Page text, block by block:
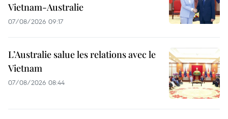
Vietnam-Australie
07/08/2026 09:17
L’Australie salue les relations avec le
Vietnam
07/08/2026 08:44